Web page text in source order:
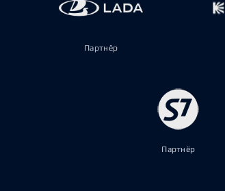
Партнёр
Партнёр